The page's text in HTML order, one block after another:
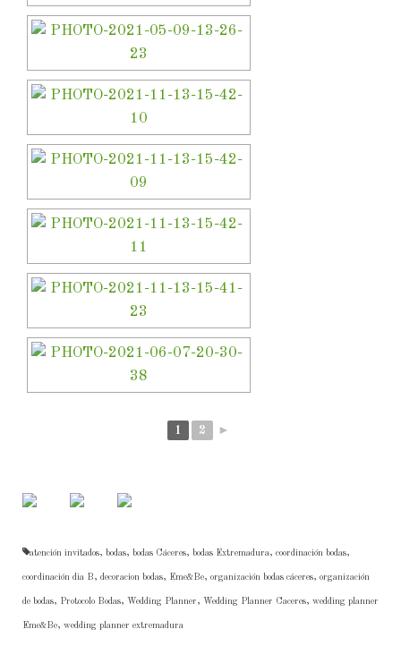
1 2 ►
atención invitados, bodas, bodas Cáceres, bodas Extremadura , coordinación bodas,
coordinación dia B , decoracion bodas, Eme&Be, organización bodas cáceres, organización
de bodas, Protocolo Bodas, Wedding Planner , Wedding Planner Caceres, wedding planner
Eme&Be, wedding planner extremadura